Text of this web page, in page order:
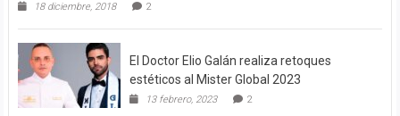
18 diciembre, 2018 2
El Doctor Elio Galán realiza retoques
estéticos al Mister Global 2023
13 febrero, 2023 2